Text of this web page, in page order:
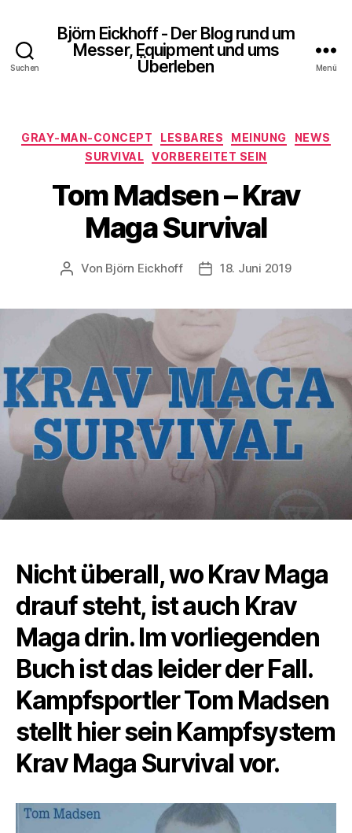
Suchen
Björn Eickhoff - Der Blog rund um
Messer, Equipment und ums
Überleben
Menü
Kategorien
GRAY-MAN-CONCEPT LESBARES MEINUNG
NEWS
SURVIVAL
VORBEREITET SEIN
Tom Madsen – Krav
Maga Survival
Beitragsautor
Von Björn Eickhoff Veröffentlichungsdatum
18. Juni 2019
Nicht überall, wo Krav Maga
drauf steht, ist auch Krav
Maga drin. Im vorliegenden
Buch ist das leider der Fall.
Kampfsportler Tom Madsen
stellt hier sein Kampfsystem
Krav Maga Survival vor.